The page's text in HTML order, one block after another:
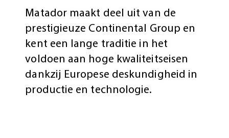
Matador maakt deel uit van de
prestigieuze Continental Group en
kent een lange traditie in het
voldoen aan hoge kwaliteitseisen
dankzij Europese deskundigheid in
productie en technologie.